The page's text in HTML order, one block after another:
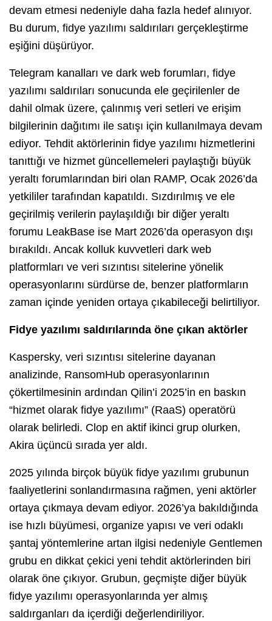
devam etmesi nedeniyle daha fazla hedef alınıyor.
Bu durum, fidye yazılımı saldırıları gerçekleştirme
eşiğini düşürüyor.
Telegram kanalları ve dark web forumları, fidye
yazılımı saldırıları sonucunda ele geçirilenler de
dahil olmak üzere, çalınmış veri setleri ve erişim
bilgilerinin dağıtımı ile satışı için kullanılmaya devam
ediyor. Tehdit aktörlerinin fidye yazılımı hizmetlerini
tanıttığı ve hizmet güncellemeleri paylaştığı büyük
yeraltı forumlarından biri olan RAMP, Ocak 2026’da
yetkililer tarafından kapatıldı. Sızdırılmış ve ele
geçirilmiş verilerin paylaşıldığı bir diğer yeraltı
forumu LeakBase ise Mart 2026’da operasyon dışı
bırakıldı. Ancak kolluk kuvvetleri dark web
platformları ve veri sızıntısı sitelerine yönelik
operasyonlarını sürdürse de, benzer platformların
zaman içinde yeniden ortaya çıkabileceği belirtiliyor.
Fidye yazılımı saldırılarında öne çıkan aktörler
Kaspersky, veri sızıntısı sitelerine dayanan
analizinde, RansomHub operasyonlarının
çökertilmesinin ardından Qilin’i 2025’in en baskın
“hizmet olarak fidye yazılımı” (RaaS) operatörü
olarak belirledi. Clop en aktif ikinci grup olurken,
Akira üçüncü sırada yer aldı.
2025 yılında birçok büyük fidye yazılımı grubunun
faaliyetlerini sonlandırmasına rağmen, yeni aktörler
ortaya çıkmaya devam ediyor. 2026’ya bakıldığında
ise hızlı büyümesi, organize yapısı ve veri odaklı
şantaj yöntemlerine artan ilgisi nedeniyle Gentlemen
grubu en dikkat çekici yeni tehdit aktörlerinden biri
olarak öne çıkıyor. Grubun, geçmişte diğer büyük
fidye yazılımı operasyonlarında yer almış
saldırganları da içerdiği değerlendiriliyor.